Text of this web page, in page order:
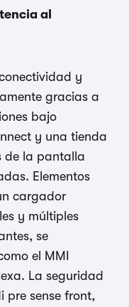
al
y
gracias a
bajo
y una tienda
de la pantalla
Elementos
cargador
y múltiples
se
el MMI
La seguridad
pre sense front,